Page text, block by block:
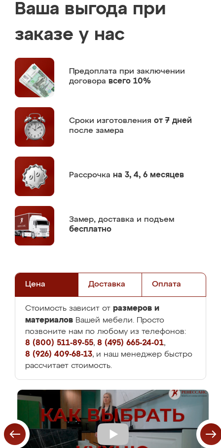
Ваша выгода при
заказе у нас
Предоплата при заключении
договора всего 10%
Сроки изготовления от 7 дней
после замера
Рассрочка на 3, 4, 6 месяцев
Замер, доставка и подъем
бесплатно
Цена Доставка Оплата
Стоимость зависит от размеров и
материалов Вашей мебели. Просто
позвоните нам по любому из телефонов:
8 (800) 511-89-55, 8 (495) 665-24-01,
8 (926) 409-68-13, и наш менеджер быстро
рассчитает стоимость.